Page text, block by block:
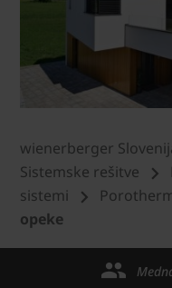
wienerberger
Sistemske rešitve
sistemi
opeke